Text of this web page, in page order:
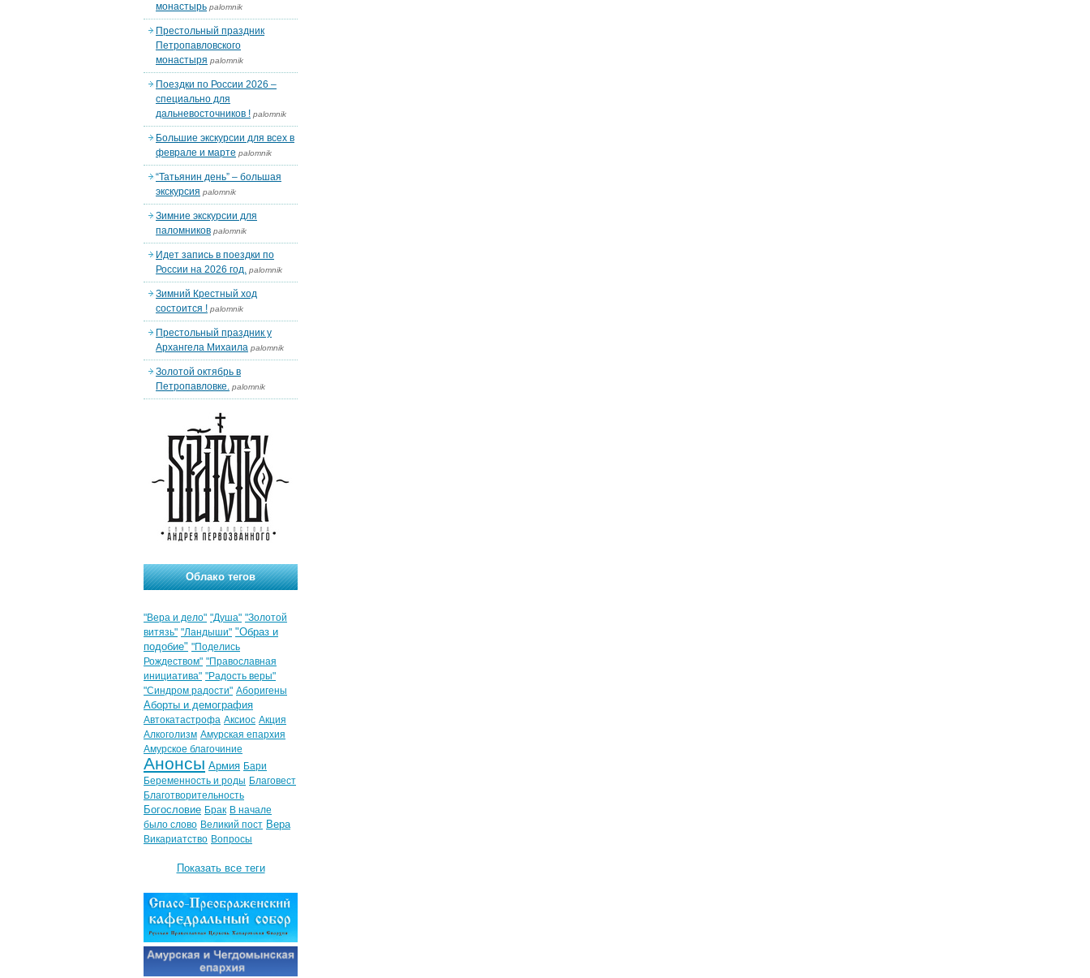
монастырь palomnik
Престольный праздник
Петропавловского
монастыря palomnik
Поездки по России 2026 –
специально для
дальневосточников ! palomnik
Большие экскурсии для всех в
феврале и марте palomnik
“Татьянин день” – большая
экскурсия palomnik
Зимние экскурсии для
паломников palomnik
Идет запись в поездки по
России на 2026 год. palomnik
Зимний Крестный ход
состоится ! palomnik
Престольный праздник у
Архангела Михаила palomnik
Золотой октябрь в
Петропавловке. palomnik
Облако тегов
"Вера и дело" "Душа" "Золотой
витязь" "Ландыши" "Образ и
подобие" "Поделись
Рождеством" "Православная
инициатива" "Радость веры"
"Синдром радости" Аборигены
Аборты и демография
Автокатастрофа Аксиос Акция
Алкоголизм Амурская епархия
Амурское благочиние
Анонсы Армия Бари
Беременность и роды Благовест
Благотворительность
Богословие Брак В начале
было слово Великий пост Вера
Викариатство Вопросы
Показать все теги